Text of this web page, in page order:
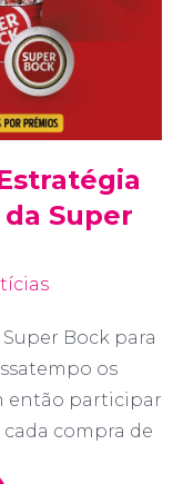
Super
Bock para
os
então participar
compra de